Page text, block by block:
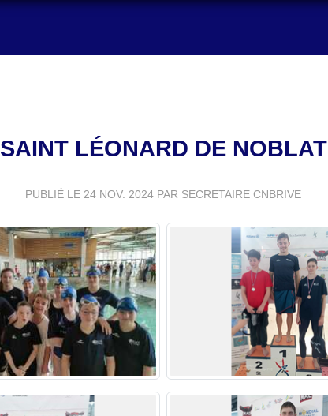
SAINT LÉONARD DE NOBLAT
PUBLIÉ LE 24 NOV. 2024 PAR SECRETAIRE CNBRIVE